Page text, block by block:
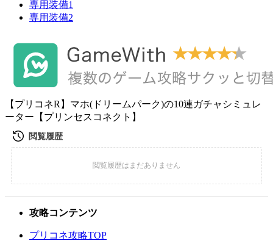
専用装備1
専用装備2
【プリコネR】マホ(ドリームパーク)の10連ガチャシミュレ
ーター【プリンセスコネクト】
攻略コンテンツ
プリコネ攻略TOP